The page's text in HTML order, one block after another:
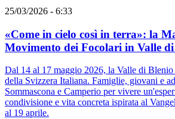
25/03/2026 - 6:33
«Come in cielo così in terra»: la
Movimento dei Focolari in Valle
Dal 14 al 17 maggio 2026, la Valle di
della Svizzera Italiana. Famiglie, giovani e
Sommascona e Camperio per vivere
condivisione e vita concreta ispirata al
al 19 aprile.